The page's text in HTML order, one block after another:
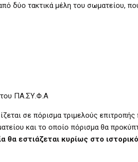
δύο τακτικά μέλη του σωματείου,
ΠΑ.ΣΥ.Φ.Α
σε πόρισμα τριμελούς επιτροπής
και το οποίο πόρισμα θα
θα εστιάζεται κυρίως στο